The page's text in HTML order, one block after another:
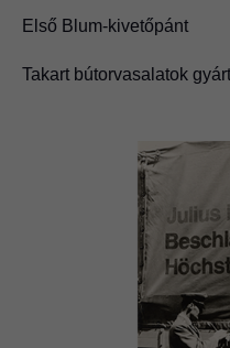
Első Blum-kivetőpánt
Takart bútorvasalatok